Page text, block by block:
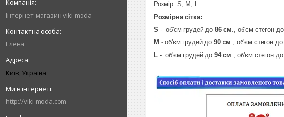
Інтернет-магазин viki-moda
Елена
Київ, Україна
http://viki-moda.com
Розмір: S, M, L
Розмірна сітка:
S - об'єм грудей до 86 см., об'єм стегон до
M - об'єм грудей до 90 см., об'єм стегон до
L - об'єм грудей до 94 см., об'єм стегон до